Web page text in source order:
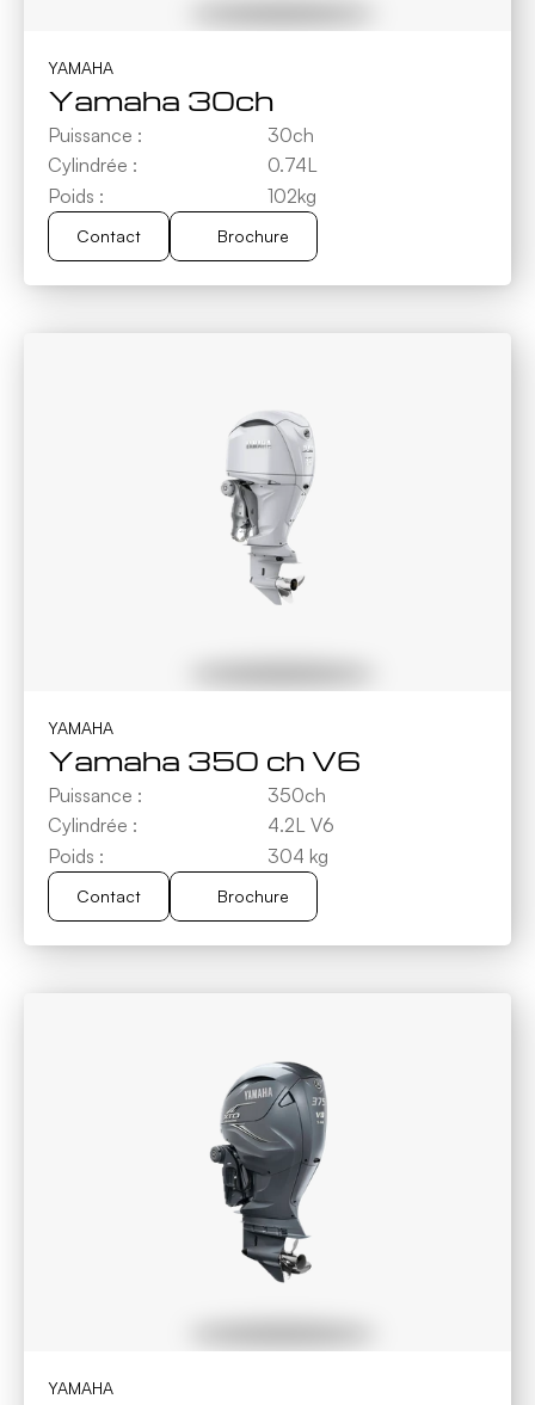
YAMAHA
Yamaha 30ch
Puissance :
30ch
Cylindrée :
0.74L
Poids :
102kg
Contact
Contact
Brochure
Brochure
YAMAHA
Yamaha 350 ch V6
Puissance :
350ch
Cylindrée :
4.2L V6
Poids :
304 kg
Contact
Contact
Brochure
Brochure
YAMAHA